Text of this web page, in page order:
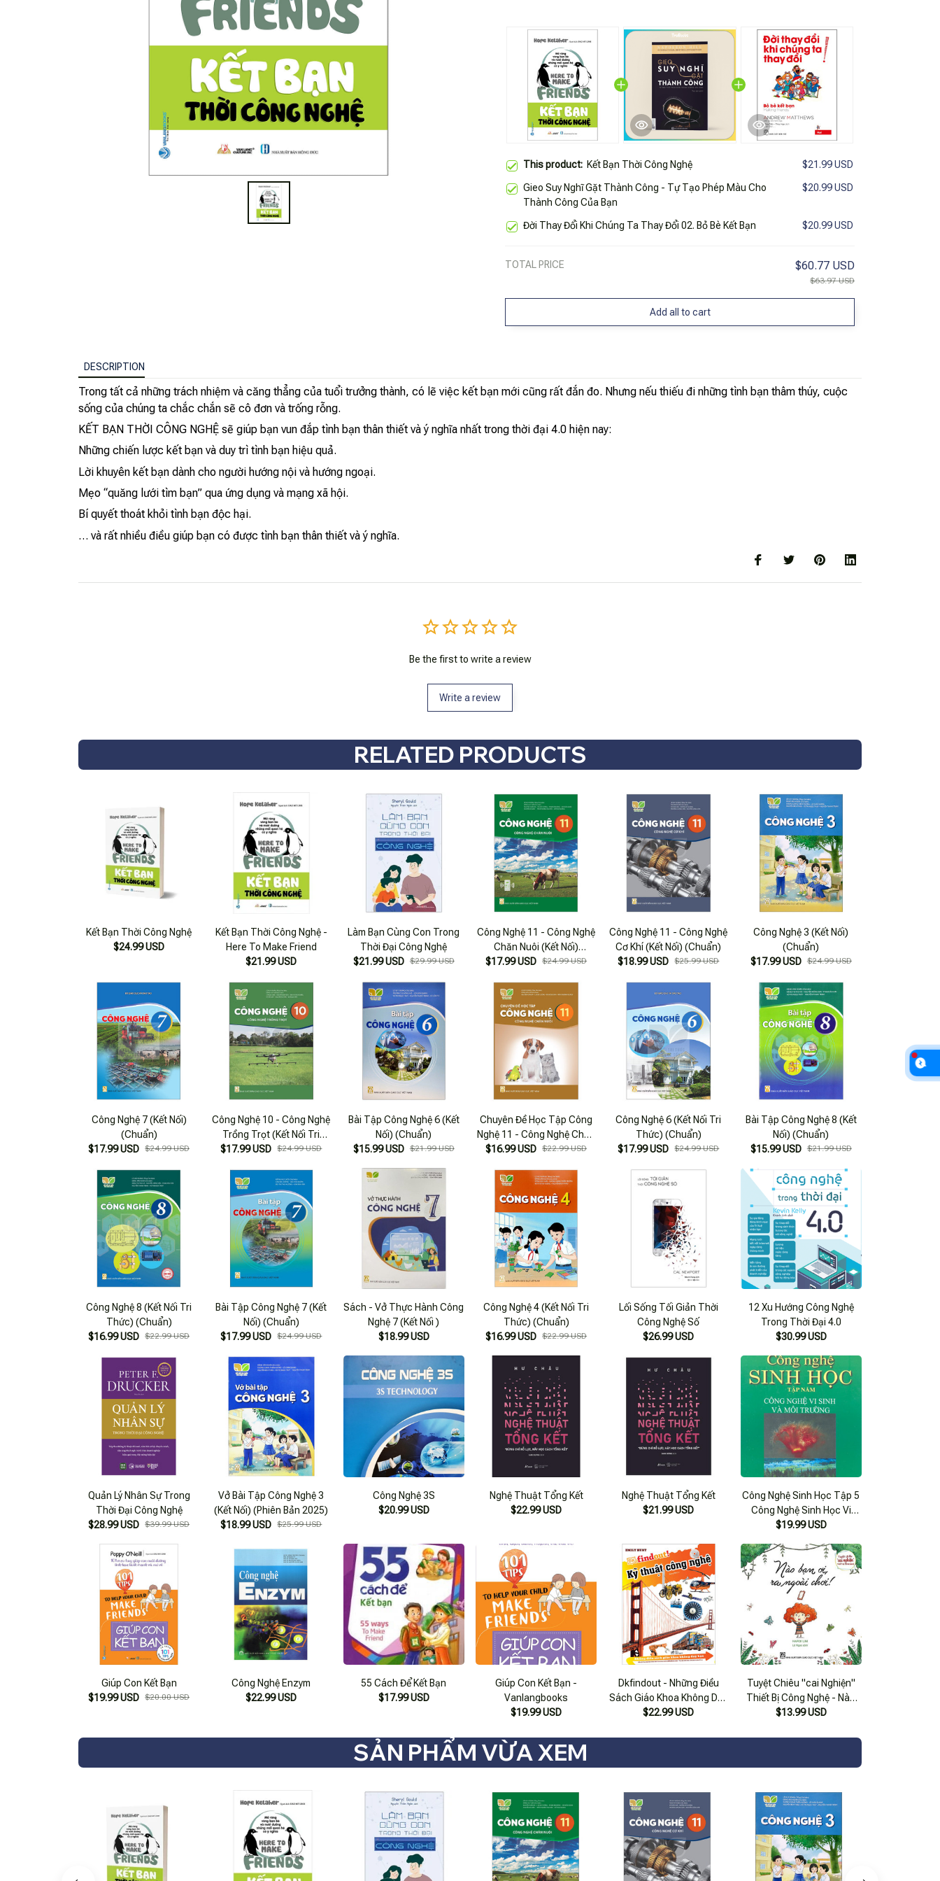
This product: Kết Bạn Thời Công Nghệ $21.99 USD
Gieo Suy Nghĩ Gặt Thành Công - Tự Tạo Phép Màu Cho
Thành Công Của Bạn
$20.99 USD
Đời Thay Đổi Khi Chúng Ta Thay Đổi 02. Bỏ Bè Kết Bạn $20.99 USD
TOTAL PRICE $60.77 USD
$63.97 USD
Add all to cart
DESCRIPTION
Trong tất cả những trách nhiệm và căng thẳng của tuổi trưởng thành, có lẽ việc kết bạn mới cũng rất đắn đo. Nhưng nếu thiếu đi những tình bạn thâm thúy, cuộc
sống của chúng ta chắc chắn sẽ cô đơn và trống rỗng.
KẾT BẠN THỜI CÔNG NGHỆ sẽ giúp bạn vun đắp tình bạn thân thiết và ý nghĩa nhất trong thời đại 4.0 hiện nay:
Những chiến lược kết bạn và duy trì tình bạn hiệu quả.
Lời khuyên kết bạn dành cho người hướng nội và hướng ngoại.
Mẹo “quăng lưới tìm bạn” qua ứng dụng và mạng xã hội.
Bí quyết thoát khỏi tình bạn độc hại.
… và rất nhiều điều giúp bạn có được tình bạn thân thiết và ý nghĩa.
Be the first to write a review
Write a review
RELATED PRODUCTS
Kết Bạn Thời Công Nghệ
$24.99 USD
Kết Bạn Thời Công Nghệ -
Here To Make Friend
$21.99 USD
Làm Bạn Cùng Con Trong
Thời Đại Công Nghệ
$21.99 USD $29.99 USD
Công Nghệ 11 - Công Nghệ
Chăn Nuôi (Kết Nối)
(Chuẩn)
$17.99 USD $24.99 USD
Công Nghệ 11 - Công Nghệ
Cơ Khí (Kết Nối) (Chuẩn)
$18.99 USD
$25.99 USD
Công Nghệ 3 (Kết Nối)
(Chuẩn)
$17.99 USD $24.99 USD
Công Nghệ 7 (Kết Nối)
(Chuẩn)
$17.99 USD $24.99 USD
Công Nghệ 10 - Công Nghệ
Trồng Trọt (Kết Nối Tri
Thức) (Chuẩn)
$17.99 USD $24.99 USD
Bài Tập Công Nghệ 6 (Kết
Nối) (Chuẩn)
$15.99 USD $21.99 USD
Chuyên Đề Học Tập Công
Nghệ 11 - Công Nghệ Chăn
Nuôi (Kết Nối) (Chuẩn)
$16.99 USD $22.99 USD
Công Nghệ 6 (Kết Nối Tri
Thức) (Chuẩn)
$17.99 USD
$24.99 USD
Bài Tập Công Nghệ 8 (Kết
Nối) (Chuẩn)
$15.99 USD $21.99 USD
Công Nghệ 8 (Kết Nối Tri
Thức) (Chuẩn)
$16.99 USD $22.99 USD
Bài Tập Công Nghệ 7 (Kết
Nối) (Chuẩn)
$17.99 USD
$24.99 USD
Sách - Vở Thực Hành Công
Nghệ 7 (Kết Nối )
$18.99 USD
Công Nghệ 4 (Kết Nối Tri
Thức) (Chuẩn)
$16.99 USD $22.99 USD
Lối Sống Tối Giản Thời
Công Nghệ Số
$26.99 USD
12 Xu Hướng Công Nghệ
Trong Thời Đại 4.0
$30.99 USD
Quản Lý Nhân Sự Trong
Thời Đại Công Nghệ
$28.99 USD $39.99 USD
Vở Bài Tập Công Nghệ 3
(Kết Nối) (Phiên Bản 2025)
$18.99 USD
$25.99 USD
Công Nghệ 3S
$20.99 USD
Nghệ Thuật Tổng Kết
$22.99 USD
Nghệ Thuật Tổng Kết
$21.99 USD
Công Nghệ Sinh Học Tập 5
Công Nghệ Sinh Học Vi
Sinh Và Công Nghệ Môi
$19.99 USD
Giúp Con Kết Bạn
$19.99 USD $20.00 USD
Công Nghệ Enzym
$22.99 USD
55 Cách Để Kết Bạn
$17.99 USD
Giúp Con Kết Bạn -
Vanlangbooks
$19.99 USD
Dkfindout - Những Điều
Sách Giáo Khoa Không Dạy
Bạn - Kỹ Thuật Công Nghệ
$22.99 USD
Tuyệt Chiêu "cai Nghiện"
Thiết Bị Công Nghệ - Nào
Bạn Ơi, Ra Ngoài Chơi!
$13.99 USD
SẢN PHẨM VỪA XEM